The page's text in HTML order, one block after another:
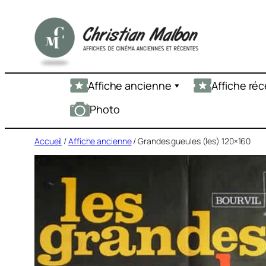
contenu
Affiche ancienne Affiche
Photo
Accueil /Affiche ancienne/ Grandes gueules (les) 120×160